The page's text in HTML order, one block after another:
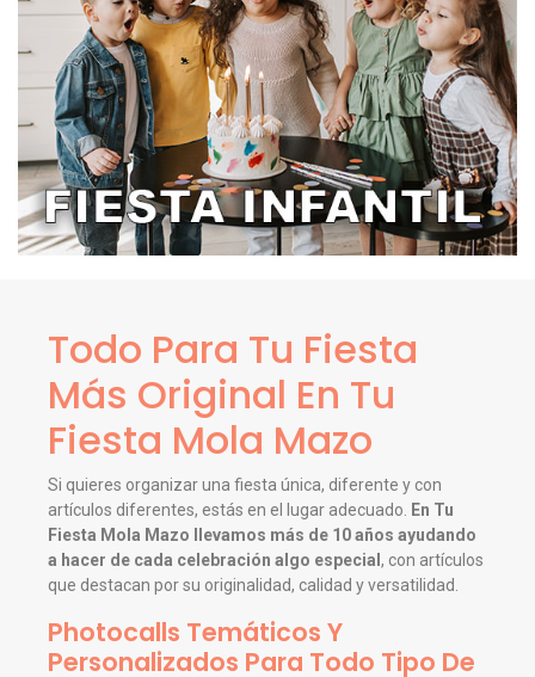
Todo Para Tu Fiesta
Más Original En Tu
Fiesta Mola Mazo
Si quieres organizar una fiesta única, diferente y con
artículos diferentes, estás en el lugar adecuado.
En Tu
Fiesta Mola Mazo llevamos más de 10 años ayudando
a hacer de cada celebración algo especial , con artículos
que destacan por su originalidad, calidad y versatilidad.
Photocalls Temáticos Y
Personalizados Para Todo Tipo De